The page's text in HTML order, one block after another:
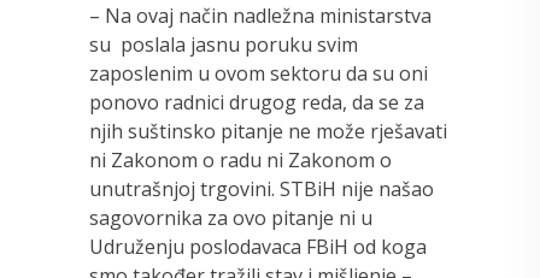
– Na ovaj način nadležna ministarstva
su poslala jasnu poruku svim
zaposlenim u ovom sektoru da su oni
ponovo radnici drugog reda, da se za
njih suštinsko pitanje ne može rješavati
ni Zakonom o radu ni Zakonom o
unutrašnjoj trgovini. STBiH nije našao
sagovornika za ovo pitanje ni u
Udruženju poslodavaca FBiH od koga